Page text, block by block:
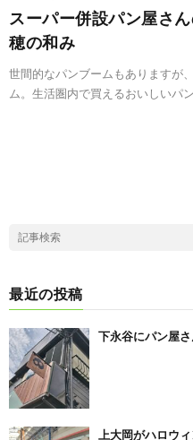
スーパー併設パン屋さ
穂の和み
世間的なパンブームもありますが
ム。生活圏内で買えるおいしいパ
最近の投稿
下永谷にパン屋
上大岡がハロウ